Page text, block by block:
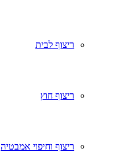
ריצוף לבית
ריצוף חוץ
ריצוף וחיפוי אמבטיה